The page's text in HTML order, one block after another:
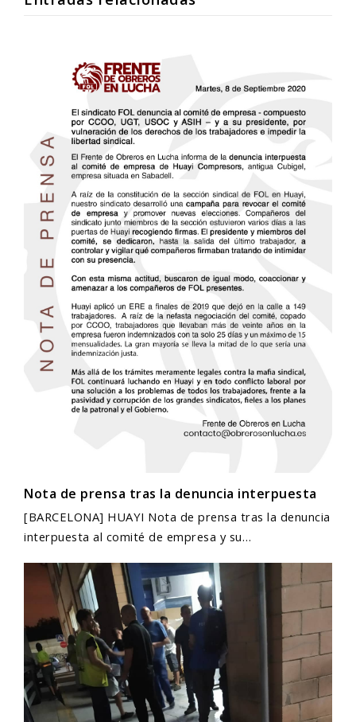
Nota de prensa tras la denuncia interpuesta
[BARCELONA] HUAYI Nota de prensa tras la denuncia
interpuesta al comité de empresa y su…